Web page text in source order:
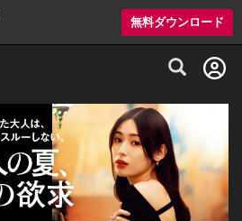
無料ダウンロード
グルメ情報・プレミアムレストラン予約